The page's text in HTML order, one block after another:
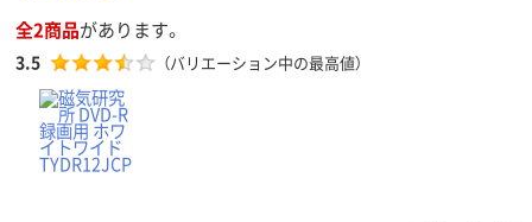
全2商品があります。
3.5 （バリエーション中の最高値）